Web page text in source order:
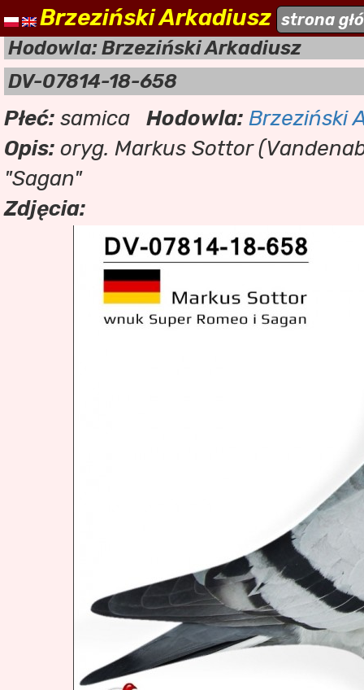
naszehodowle.pl
Brzeziński Arkadiusz strona
Hodowla: Brzeziński Arkadiusz
DV-07814-18-658
Płeć: samica Hodowla: Brzeziński
Opis: oryg. Markus Sottor
"Sagan"
Zdjęcia: